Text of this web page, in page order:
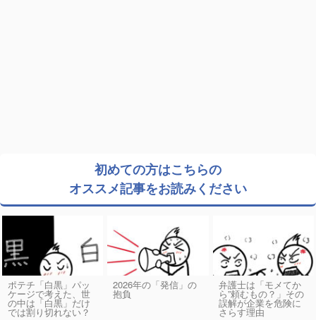
初めての方はこちらの
オススメ記事をお読みください
ポテチ「白黒」パッ
ケージで考えた、世
の中は「白黒」だけ
では割り切れない？
2026年の「発信」の
抱負
弁護士は「モメてか
ら”頼むもの？」その
誤解が企業を危険に
さらす理由